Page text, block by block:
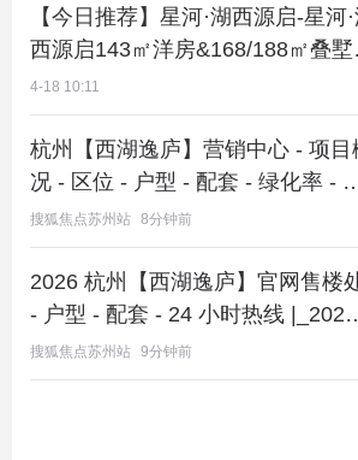
目前主力户型：
建面约143㎡四房两厅两卫洋房（
中院馆），是经典的洋房户型 。
建面约168㎡上叠和188㎡下叠花园
绰，功能齐全，满足大家庭的
【今日推荐】星河·湖西源启-星河·
西源启143㎡洋房&168/188㎡叠墅-
独墅湖西改善标杆
4-18 10:11
杭州【西湖逸庐】营销中心 - 项目
况 - 区位 - 户型 - 配套 - 绿化率 -
房率 - 交付标准 - 预约看房 -@ 【西
湖逸庐】售楼处导航
搜狐焦点苏州站 8分钟前
2026 杭州【西湖逸庐】官网售楼
- 户型 - 配套 - 24 小时热线 |_2026
楼盘测评 + 最新房价速递 -@【西湖
逸庐】营销中心 @2026 年 8 月 8
搜狐焦点苏州站 9分钟前